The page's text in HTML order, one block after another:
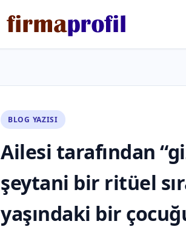
BLOG YAZISI
Ailesi tarafından
şeytani bir ritüel
yaşındaki bir